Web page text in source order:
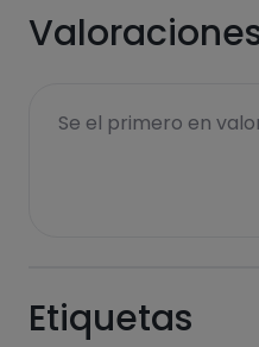
Se el primero en
Etiquetas